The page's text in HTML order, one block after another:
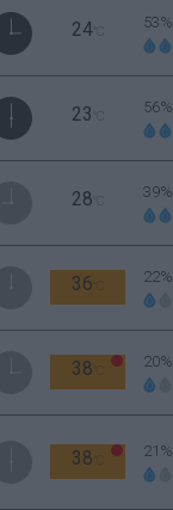
24°C
53%
23 56%
28 39%
36 22%
38 20%
38 21%